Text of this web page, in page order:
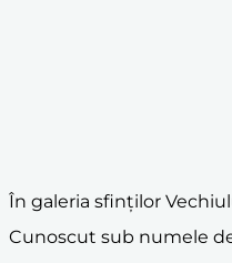
În galeria sfinților
Cunoscut sub numele